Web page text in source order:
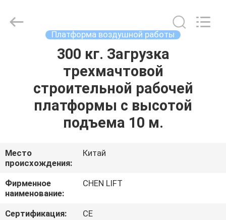
ПРОДУКТЫ
ЭКСКУРСИЯ
ПО
ЗАВОДУ
Платформа воздушной работы
300 кг. Загрузка
трехмачтовой
строительной рабочей
платформы с высотой
подъема 10 м.
Место
происхождения:
Китай
Фирменное
наименование:
CHEN LIFT
Сертификация:
CE